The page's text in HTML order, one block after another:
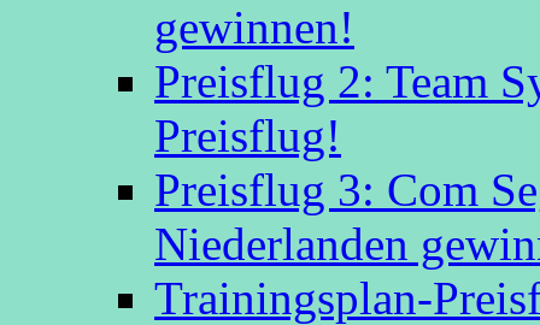
gewinnen!
Preisflug 2: Team
Preisflug!
Preisflug 3: Com
Niederlanden
Trainingsplan-